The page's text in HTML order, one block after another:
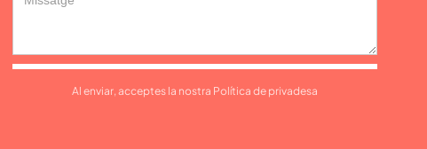
Al enviar, acceptes la nostra Política de privadesa